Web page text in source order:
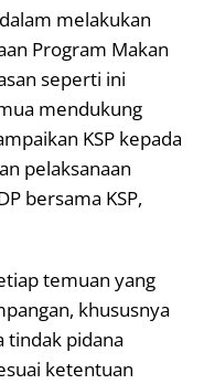
melakukan
Program Makan
seperti ini
mendukung
KSP kepada
pelaksanaan
bersama KSP,
temuan yang
khususnya
tindak pidana
ketentuan